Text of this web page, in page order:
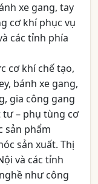
xe gang, tay
cơ khí phục vụ
các tỉnh phía
cơ khí chế tạo,
bánh xe gang,
gia công gang
tư – phụ tùng cơ
sản phẩm
sản xuất. Thị
và các tỉnh
như công